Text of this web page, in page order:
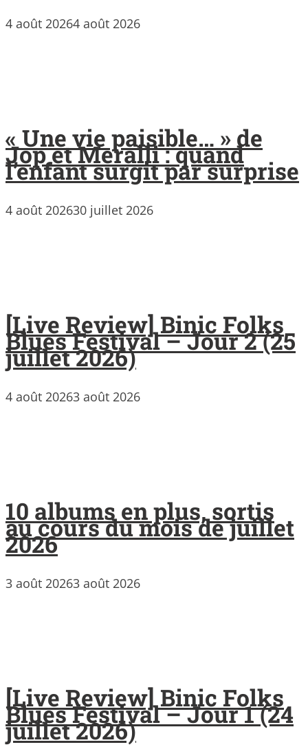
4 août 20264 août 2026
« Une vie paisible… » de
Jop et Meralli : quand
l’enfant surgit par surprise
4 août 202630 juillet 2026
[Live Review] Binic Folks
Blues Festival – Jour 2 (25
juillet 2026)
4 août 20263 août 2026
10 albums en plus, sortis
au cours du mois de juillet
2026
3 août 20263 août 2026
[Live Review] Binic Folks
Blues Festival – Jour 1 (24
juillet 2026)